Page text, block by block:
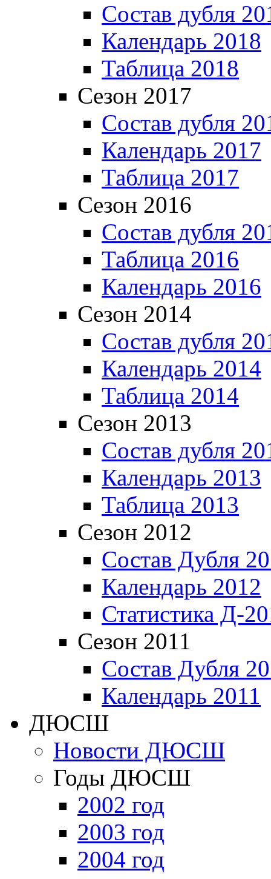
Состав дубля
Календарь 2018
Таблица 2018
Сезон 2017
Состав дубля
Календарь 2017
Таблица 2017
Сезон 2016
Состав дубля
Таблица 2016
Календарь 2016
Сезон 2014
Состав дубля
Календарь 2014
Таблица 2014
Сезон 2013
Состав дубля
Календарь 2013
Таблица 2013
Сезон 2012
Состав Дубля
Календарь 2012
Статистика Д-
Сезон 2011
Состав Дубля
Календарь 2011
ДЮСШ
Новости ДЮСШ
Годы ДЮСШ
2002 год
2003 год
2004 год